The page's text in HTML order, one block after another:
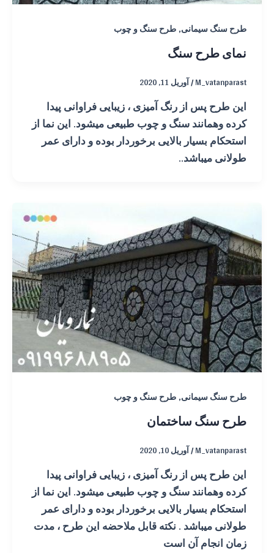
طرح سنگ سیمانی,طرح سنگ و چوب
نمای طرح سنگ
M_vatanparast
/آوریل 11, 2020
این طرح پس از رنگ آمیزی ، زیبایی فراوانی پیدا
کرده وهمانند سنگ و چوب طبیعی میشود. این نما از
استحکام بسیار بالایی برخوردار بوده و دارای عمر
طولانی میباشد..
طرح سنگ سیمانی,طرح سنگ و چوب
طرح سنگ ساختمان
M_vatanparast
/آوریل 10, 2020
این طرح پس از رنگ آمیزی ، زیبایی فراوانی پیدا
کرده وهمانند سنگ و چوب طبیعی میشود. این نما از
استحکام بسیار بالایی برخوردار بوده و دارای عمر
طولانی میباشد . نکته قابل ملاحضه این طرح ، مدت
زمان انجام آن است